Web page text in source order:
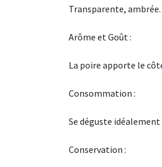
Transparente, ambrée.
Arôme et Goût :
La poire apporte le
Consommation :
Se déguste
Conservation :